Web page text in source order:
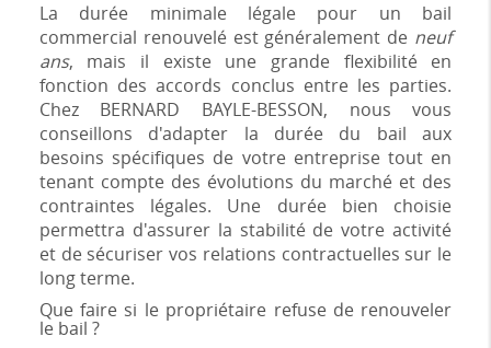
La durée minimale légale pour un bail
commercial renouvelé est généralement de neuf
ans, mais il existe une grande flexibilité en
fonction des accords conclus entre les parties.
Chez BERNARD BAYLE-BESSON, nous vous
conseillons d'adapter la durée du bail aux
besoins spécifiques de votre entreprise tout en
tenant compte des évolutions du marché et des
contraintes légales. Une durée bien choisie
permettra d'assurer la stabilité de votre activité
et de sécuriser vos relations contractuelles sur le
long terme.
Que faire si le propriétaire refuse de renouveler
le bail ?